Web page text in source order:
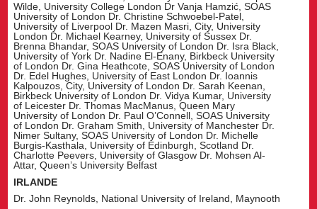
Wilde, University College London Dr Vanja Hamzić, SOAS
University of London Dr. Christine Schwoebel-Patel,
University of Liverpool Dr. Mazen Masri, City, University
London Dr. Michael Kearney, University of Sussex Dr.
Brenna Bhandar, SOAS University of London Dr. Isra Black,
University of York Dr. Nadine El-Enany, Birkbeck University
of London Dr. Gina Heathcote, SOAS University of London
Dr. Edel Hughes, University of East London Dr. Ioannis
Kalpouzos, City, University of London Dr. Sarah Keenan,
Birkbeck University of London Dr. Vidya Kumar, University
of Leicester Dr. Thomas MacManus, Queen Mary
University of London Dr. Paul O’Connell, SOAS University
of London Dr. Graham Smith, University of Manchester Dr.
Nimer Sultany, SOAS University of London Dr. Michelle
Burgis-Kasthala, University of Edinburgh, Scotland Dr.
Charlotte Peevers, University of Glasgow Dr. Mohsen Al-
Attar, Queen’s University Belfast
IRLANDE
Dr. John Reynolds, National University of Ireland, Maynooth